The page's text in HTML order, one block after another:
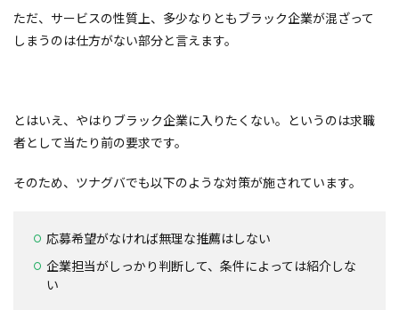
ただ、サービスの性質上、多少なりともブラック企業が混ざって
しまうのは仕方がない部分と言えます。
とはいえ、やはりブラック企業に入りたくない。というのは求職
者として当たり前の要求です。
そのため、ツナグバでも以下のような対策が施されています。
応募希望がなければ無理な推薦はしない
企業担当がしっかり判断して、条件によっては紹介しな
い